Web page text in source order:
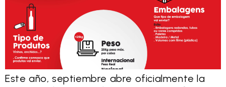
Este año, septiembre abre oficialmente la